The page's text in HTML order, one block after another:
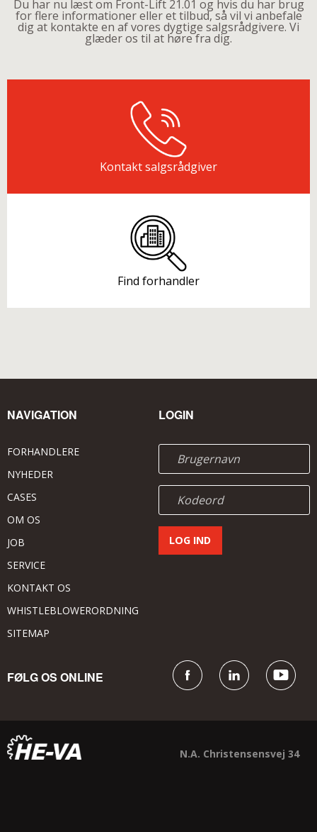
Du har nu læst om Front-Lift 21.01 og hvis du har brug
for flere informationer eller et tilbud, så vil vi anbefale
dig at kontakte en af vores dygtige salgsrådgivere. Vi
glæder os til at høre fra dig.
Kontakt salgsrådgiver
Find forhandler
NAVIGATION
FORHANDLERE
NYHEDER
CASES
OM OS
JOB
SERVICE
KONTAKT OS
WHISTLEBLOWERORDNING
SITEMAP
LOGIN
FØLG OS ONLINE
N.A. Christensensvej 34